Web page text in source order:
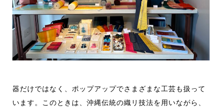
器だけではなく、ポップアップでさまざまな工芸も扱って
います。このときは、沖縄伝統の織リ技法を用いながら、